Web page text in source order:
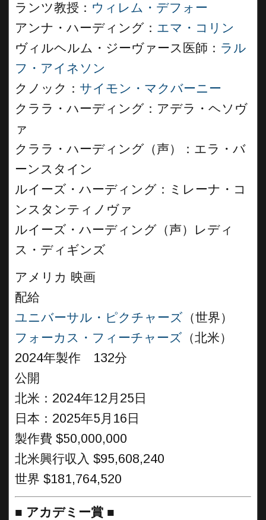
ランツ教授： ウィレム・デフォー
アンナ・ハーディング： エマ・コリン
ヴィルヘルム・ジーヴァース医師： ラル
フ・アイネソン
クノック： サイモン・マクバーニー
クララ・ハーディング：アデラ・ヘソヴ
ァ
クララ・ハーディング（声）：エラ・バ
ーンスタイン
ルイーズ・ハーディング：ミレーナ・コ
ンスタンティノヴァ
ルイーズ・ハーディング（声）レディ
ス・ディギンズ
アメリカ 映画
配給
ユニバーサル・ピクチャーズ （世界）
フォーカス・フィーチャーズ （北米）
2024年製作 132分
公開
北米：2024年12月25日
日本：2025年5月16日
製作費 $50,000,000
北米興行収入 $95,608,240
世界 $181,764,520
■ アカデミー賞 ■